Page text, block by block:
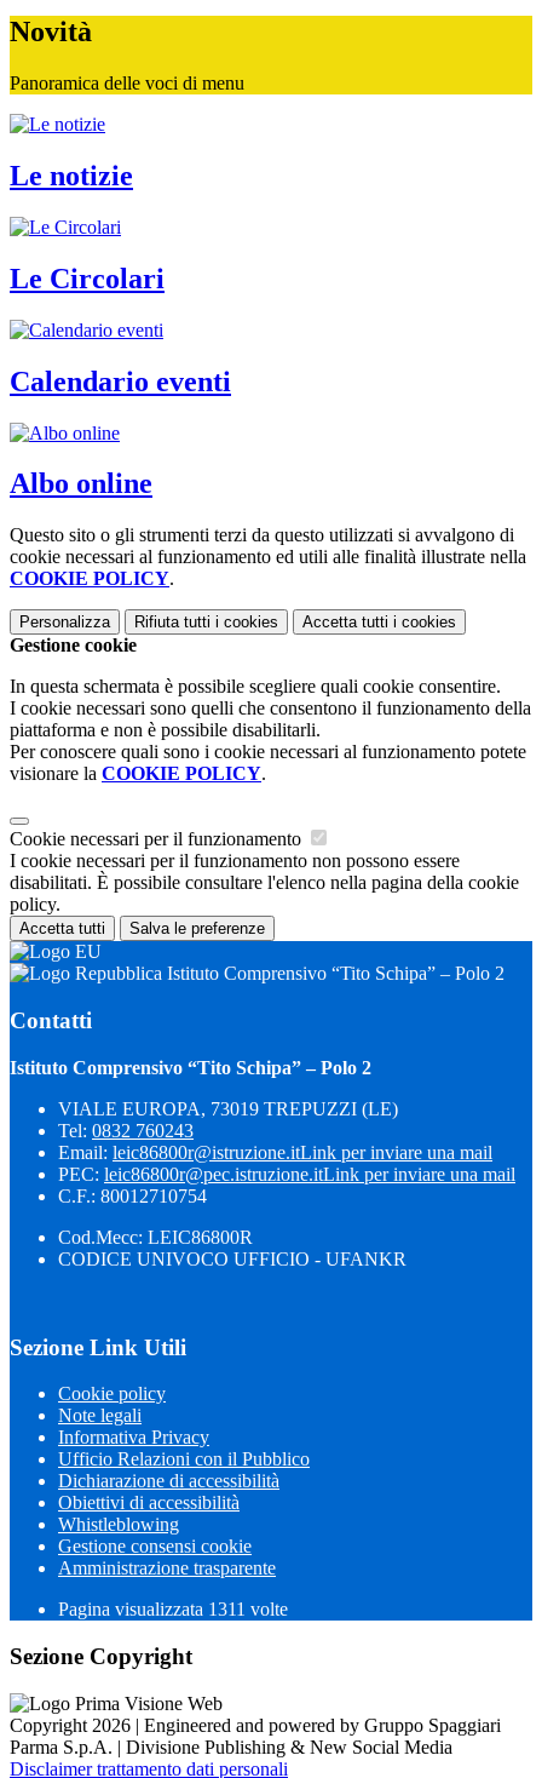
Novità
Panoramica delle voci di menu
Le notizie
Le Circolari
Calendario eventi
Albo online
Questo sito o gli strumenti terzi da questo utilizzati si avvalgono di
cookie necessari al funzionamento ed utili alle finalità illustrate nella
COOKIE POLICY.
Personalizza Rifiuta tutti i cookies Accetta tutti i cookies
Gestione cookie
In questa schermata è possibile scegliere quali cookie consentire.
I cookie necessari sono quelli che consentono il funzionamento della
piattaforma e non è possibile disabilitarli.
Per conoscere quali sono i cookie necessari al funzionamento potete
visionare la COOKIE POLICY.
Cookie necessari per il funzionamento
I cookie necessari per il funzionamento non possono essere
disabilitati. È possibile consultare l'elenco nella pagina della cookie
policy.
Accetta tutti Salva le preferenze
Istituto Comprensivo “Tito Schipa” – Polo 2
Contatti
Istituto Comprensivo “Tito Schipa” – Polo 2
VIALE EUROPA, 73019 TREPUZZI (LE)
Tel: 0832 760243
Email: leic86800r@istruzione.itLink per inviare una mail
PEC: leic86800r@pec.istruzione.itLink per inviare una mail
C.F.: 80012710754
Cod.Mecc: LEIC86800R
CODICE UNIVOCO UFFICIO - UFANKR
Sezione Link Utili
Cookie policy
Note legali
Informativa Privacy
Ufficio Relazioni con il Pubblico
Dichiarazione di accessibilità
Obiettivi di accessibilità
Whistleblowing
Gestione consensi cookie
Amministrazione trasparente
Pagina visualizzata 1311 volte
Sezione Copyright
Copyright 2026 | Engineered and powered by Gruppo Spaggiari
Parma S.p.A. | Divisione Publishing & New Social Media
Disclaimer trattamento dati personali